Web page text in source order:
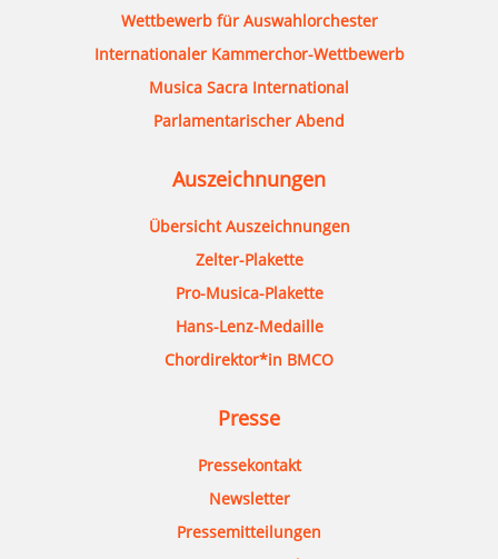
Wettbewerb für Auswahlorchester
Internationaler Kammerchor-Wettbewerb
Musica Sacra International
Parlamentarischer Abend
Auszeichnungen
Übersicht Auszeichnungen
Zelter-Plakette
Pro-Musica-Plakette
Hans-Lenz-Medaille
Chordirektor*in BMCO
Presse
Pressekontakt
Newsletter
Pressemitteilungen